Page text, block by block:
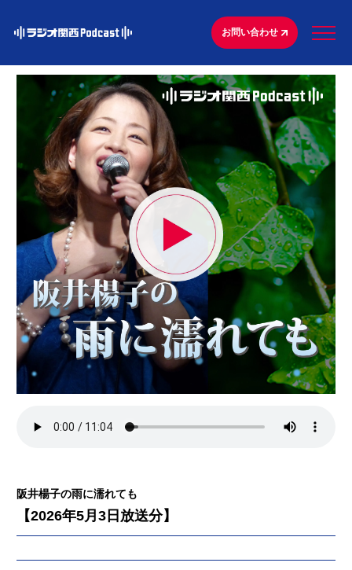
お問い合わせ
阪井楊子の雨に濡れても
【2026年5月3日放送分】